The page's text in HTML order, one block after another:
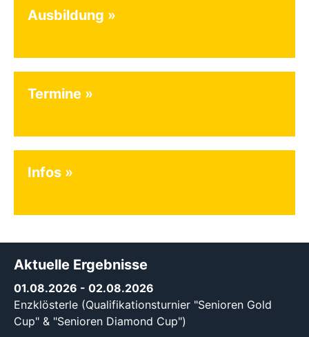
Ausbildung
Termine
Infos
Aktuelle Ergebnisse
01.08.2026 - 02.08.2026
Enzklösterle (Qualifikationsturnier "Senioren Gold
Cup" & "Senioren Diamond Cup")